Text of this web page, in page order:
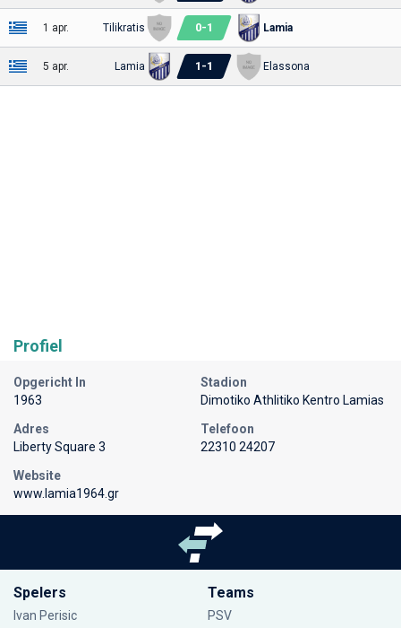
1 apr. Tilikratis 0-1 Lamia
5 apr. Lamia 1 -1 Elassona
Profiel
Opgericht In
1963
Stadion
Dimotiko Athlitiko Kentro Lamias
Adres
Liberty Square 3
Telefoon
22310 24207
Website
www.lamia1964.gr
Spelers
Ivan Perisic
Teams
PSV